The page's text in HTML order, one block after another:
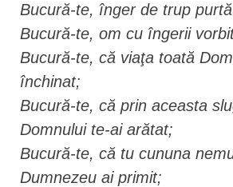
Bucură-te, înger de trup
Bucură-te, om cu îngerii
Bucură-te, că viaţa toată
închinat;
Bucură-te, că prin aceasta
Domnului te-ai arătat;
Bucură-te, că tu cununa
Dumnezeu ai primit;